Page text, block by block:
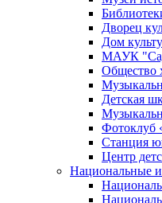
Дворец
Дом
МАУК
Общество
Детская
Фотоклуб
Станция
Центр
Национальные